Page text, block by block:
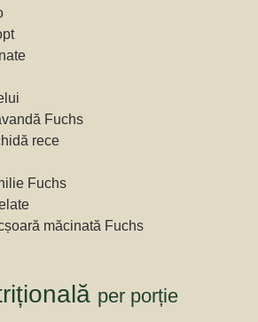
Fuchs
rece
Fuchs
măcinată Fuchs
per porție